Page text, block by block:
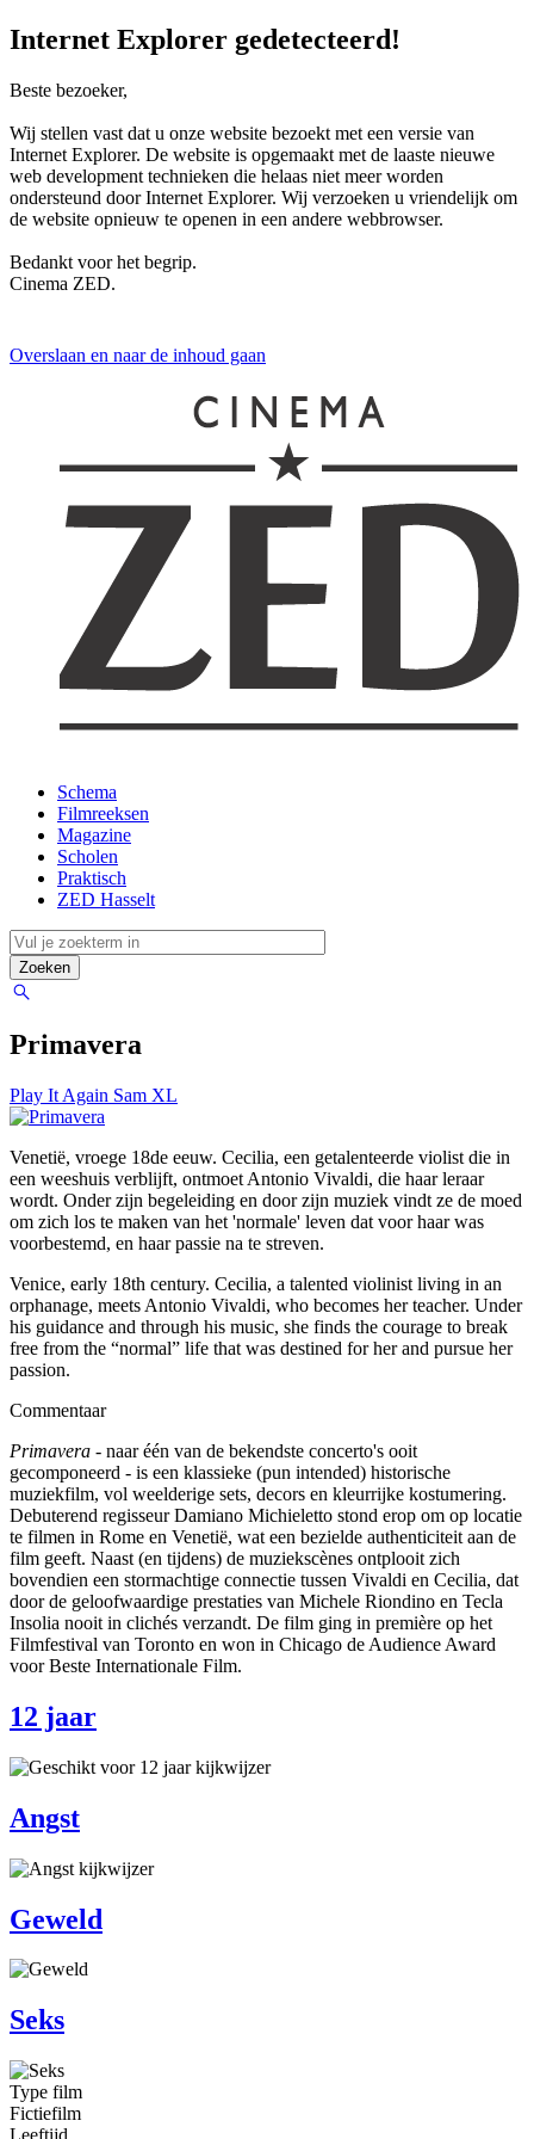
Internet Explorer gedetecteerd!
Beste bezoeker,
Wij stellen vast dat u onze website bezoekt met een versie van
Internet Explorer. De website is opgemaakt met de laaste nieuwe
web development technieken die helaas niet meer worden
ondersteund door Internet Explorer. Wij verzoeken u vriendelijk om
de website opnieuw te openen in een andere webbrowser.
Bedankt voor het begrip.
Cinema ZED.
Overslaan en naar de inhoud gaan
Schema
Filmreeksen
Magazine
Scholen
Praktisch
ZED Hasselt
Primavera
Play It Again Sam XL
Venetië, vroege 18de eeuw. Cecilia, een getalenteerde violist die in
een weeshuis verblijft, ontmoet Antonio Vivaldi, die haar leraar
wordt. Onder zijn begeleiding en door zijn muziek vindt ze de moed
om zich los te maken van het 'normale' leven dat voor haar was
voorbestemd, en haar passie na te streven.
Venice, early 18th century. Cecilia, a talented violinist living in an
orphanage, meets Antonio Vivaldi, who becomes her teacher. Under
his guidance and through his music, she finds the courage to break
free from the “normal” life that was destined for her and pursue her
passion.
Commentaar
Primavera - naar één van de bekendste concerto's ooit
gecomponeerd - is een klassieke (pun intended) historische
muziekfilm, vol weelderige sets, decors en kleurrijke kostumering.
Debuterend regisseur Damiano Michieletto stond erop om op locatie
te filmen in Rome en Venetië, wat een bezielde authenticiteit aan de
film geeft. Naast (en tijdens) de muziekscènes ontplooit zich
bovendien een stormachtige connectie tussen Vivaldi en Cecilia, dat
door de geloofwaardige prestaties van Michele Riondino en Tecla
Insolia nooit in clichés verzandt. De film ging in première op het
Filmfestival van Toronto en won in Chicago de Audience Award
voor Beste Internationale Film.
12 jaar
Angst
Geweld
Seks
Type film
Fictiefilm